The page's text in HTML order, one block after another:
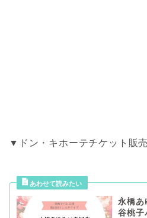
▼ドン・キホーテチケット販
永橋
谷桃子